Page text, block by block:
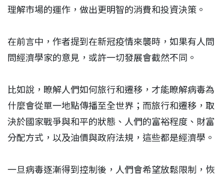
理解市場的運作，做出更明智的消費和投資決策。
在前言中，作者提到在新冠疫情來襲時，如果有人問
問經濟學家的意見，或許一切發展會截然不同。
比如說，瞭解人們如何旅行和遷移，才能瞭解病毒為
什麼會從單一地點傳播至全世界；而旅行和遷移，取
決於國家戰爭與和平的狀態、人們的富裕程度、財富
分配方式，以及油價與政府法規，這些都是經濟學。
一旦病毒逐漸得到控制後，人們會希望放鬆限制，恢